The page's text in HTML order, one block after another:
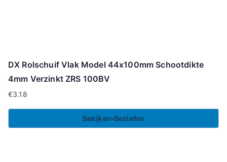
DX Rolschuif Vlak Model 44x100mm Schootdikte
4mm Verzinkt ZRS 100BV
€3.18
Bekijken-Bestellen